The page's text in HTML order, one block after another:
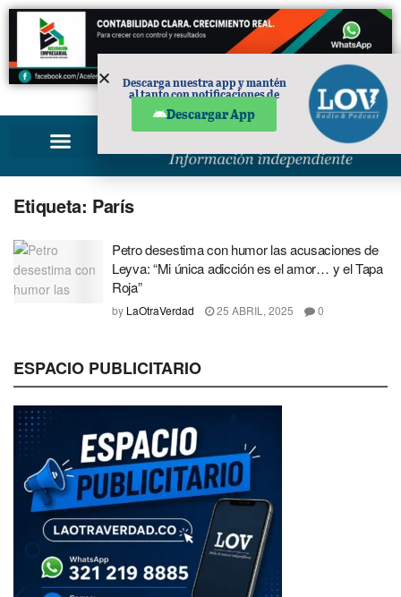
PUBLICIDAD
Etiqueta: París
Petro desestima con humor las acusaciones de
Leyva: “Mi única adicción es el amor… y el Tapa
Roja”
by LaOtraVerdad 25 ABRIL, 2025 0
ESPACIO PUBLICITARIO
Descarga nuestra app y mantén
al tanto con notificaciones de
Descargar App